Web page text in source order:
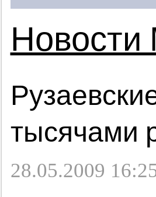
тысячами
28.05.2009